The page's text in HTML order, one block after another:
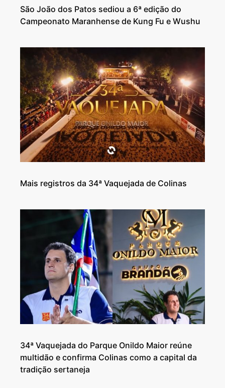
São João dos Patos sediou a 6ª edição do
Campeonato Maranhense de Kung Fu e Wushu
Mais registros da 34ª Vaquejada de Colinas
34ª Vaquejada do Parque Onildo Maior reúne
multidão e confirma Colinas como a capital da
tradição sertaneja